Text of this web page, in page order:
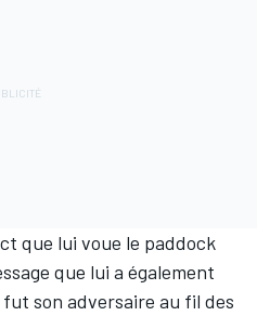
que lui voue le paddock
que lui a également
son adversaire au fil des